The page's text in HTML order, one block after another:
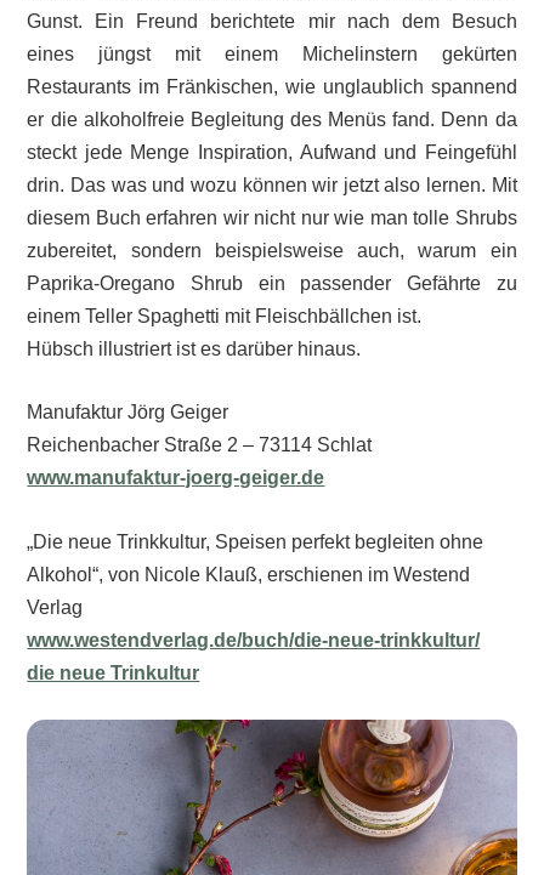
Gunst. Ein Freund berichtete mir nach dem Besuch
eines jüngst mit einem Michelinstern gekürten
Restaurants im Fränkischen, wie unglaublich spannend
er die alkoholfreie Begleitung des Menüs fand. Denn da
steckt jede Menge Inspiration, Aufwand und Feingefühl
drin. Das was und wozu können wir jetzt also lernen. Mit
diesem Buch erfahren wir nicht nur wie man tolle Shrubs
zubereitet, sondern beispielsweise auch, warum ein
Paprika-Oregano Shrub ein passender Gefährte zu
einem Teller Spaghetti mit Fleischbällchen ist.
Hübsch illustriert ist es darüber hinaus.
Manufaktur Jörg Geiger
Reichenbacher Straße 2 – 73114 Schlat
www.manufaktur-joerg-geiger.de
„Die neue Trinkkultur, Speisen perfekt begleiten ohne
Alkohol“, von Nicole Klauß, erschienen im Westend
Verlag
www.westendverlag.de/buch/die-neue-trinkkultur/
die neue Trinkultur